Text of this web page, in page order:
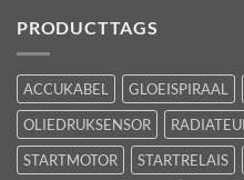
PRODUCTTAGS
ACCUKABEL GLOEISPIRAAL
OLIEDRUKSENSOR
STARTMOTOR
STARTRELAIS